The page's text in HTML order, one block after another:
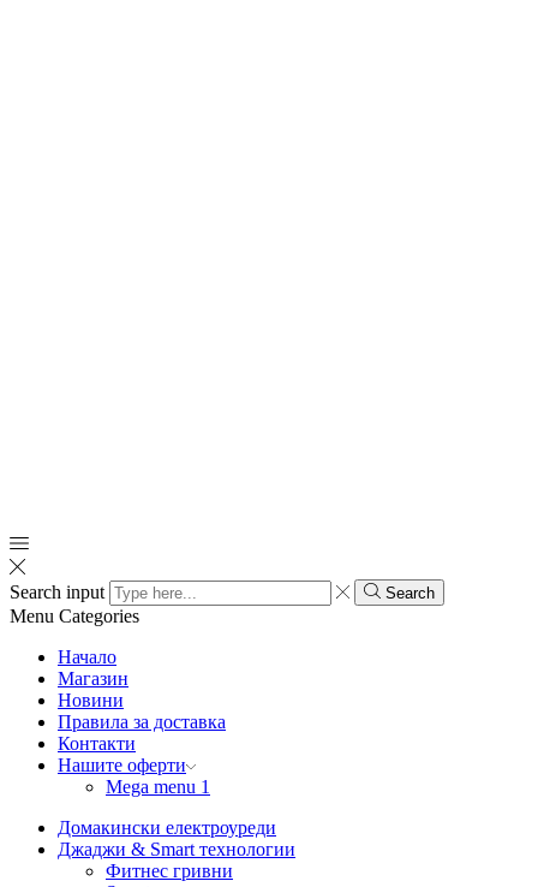
Search input Search
Menu Categories
Начало
Магазин
Новини
Правила за доставка
Контакти
Нашите оферти
Mega menu 1
Домакински електроуреди
Джаджи & Smart технологии
Фитнес гривни